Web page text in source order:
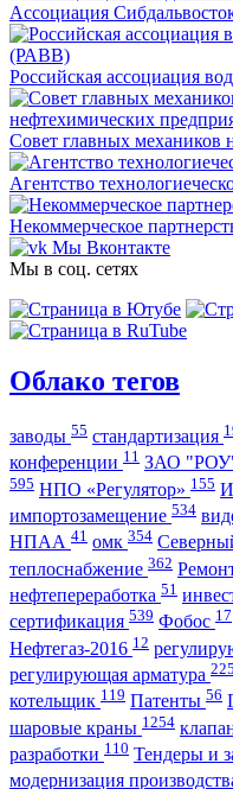
Ассоциация
Российская ассоциация
Совет главных механиков
Агентство
Некоммерческое
Мы Вконтакте
Мы в соц. сетях
Облако тегов
заводы 55 стандартизация
конференции 11 ЗАО
595 НПО «Регулятор» 155
импортозамещение 534
НПАА 41 омк 354
теплоснабжение 362
нефтепереработка 51
сертификация 539 Фобос 17
Нефтегаз-2016 12
регулирующая арматура 225
котельщик 119 Патенты 56
шаровые краны 1254
разработки 110 Тендеры и
модернизация